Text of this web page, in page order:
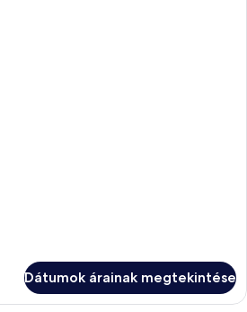
Dátumok árainak megtekintése